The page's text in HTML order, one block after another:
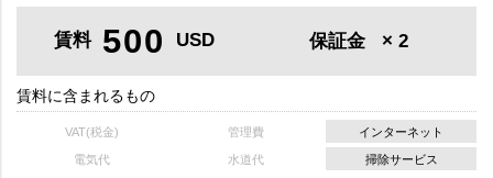
賃料 500 USD 保証金 × 2
賃料に含まれるもの
VAT(税金) 管理費 インターネット
電気代 水道代 掃除サービス